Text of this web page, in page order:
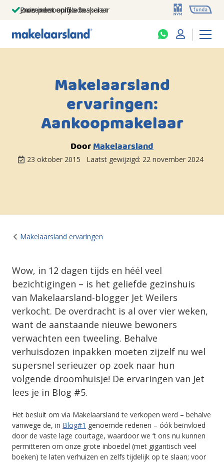
Jouw persoonlijke makelaar
Duizenden euro's besparen
Prominent op funda
Makelaarsland
ervaringen:
Aankoopmakelaar
DoorMakelaarsland
23 oktober 2015 Laatst gewijzigd: 22 november 2024
Makelaarsland ervaringen
Wow, in 12 dagen tijds en héél veel
bezichtigingen – is het geliefde gezinshuis
van Makelaarsland-blogger Jet Weilers
verkocht. De overdracht is al over vier weken,
want de aanstaande nieuwe bewoners
verwachten een tweeling. Behalve
verhuisdozen inpakken moeten zijzelf nu wel
supersnel serieuzer op zoek naar hun
volgende droomhuisje! De ervaringen van Jet
lees je in Blog #5.
Het besluit om via Makelaarsland te verkopen werd – behalve
vanwege de, in Blog#1 genoemde redenen – óók beïnvloed
door de vaste lage courtage, waardoor we ’t ons nu kunnen
permitteren om onze grote inboedel (met gigantisch veel
boeken) te laten verhuizen en zelfs tijdelijk op te slaan; voor